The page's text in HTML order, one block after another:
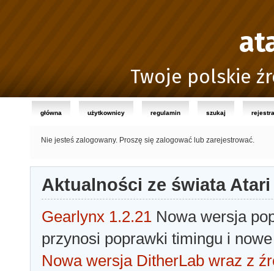
Twoje polskie
główna użytkownicy regulamin szukaj
Nie jesteś zalogowany. Proszę się zalogować lub zarejestrować.
Aktualności ze świata Atari
Gearlynx 1.2.21 Nowa wersja
przynosi poprawki timingu i
Nowa wersja DitherLab wraz z